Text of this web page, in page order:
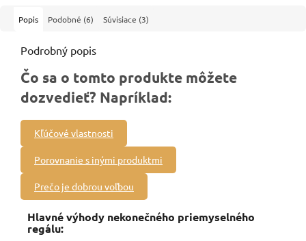
Popis Podobné (6) Súvisiace (3)
Podrobný popis
Čo sa o tomto produkte môžete
dozvedieť? Napríklad:
Kľúčové vlastnosti
Porovnanie s inými produktmi
Prečo je dobrou voľbou
Hlavné výhody nekonečného priemyselného
regálu: